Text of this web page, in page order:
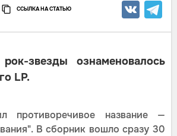
ССЫЛКА НА СТАТЬЮ
звезды ознаменовалось
LP.
противоречивое название —
В сборник вошло сразу 30